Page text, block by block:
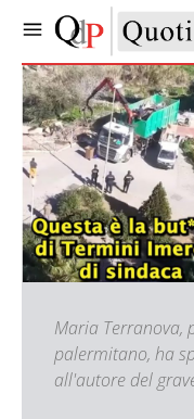
Maria Terranova,
palermitano, ha
all'autore del